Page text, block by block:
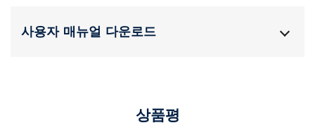
사용자 매뉴얼 다운로드
상품평